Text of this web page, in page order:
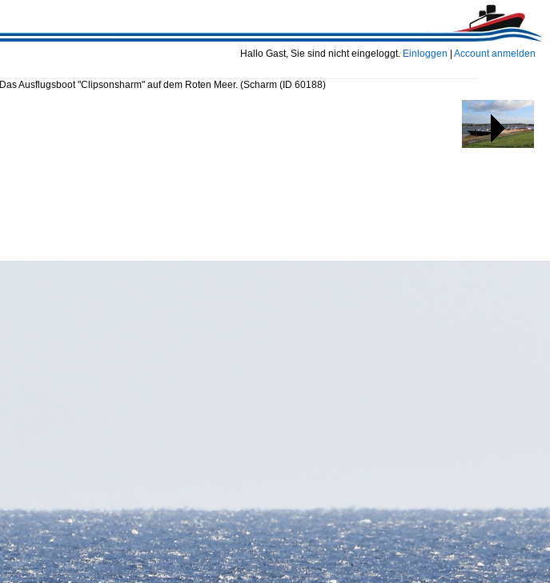
Hallo Gast, Sie sind nicht eingeloggt. Einloggen Account anmelden
Das Ausflugsboot "Clipsonsharm" auf dem Roten Meer. (Scharm (ID 60188)